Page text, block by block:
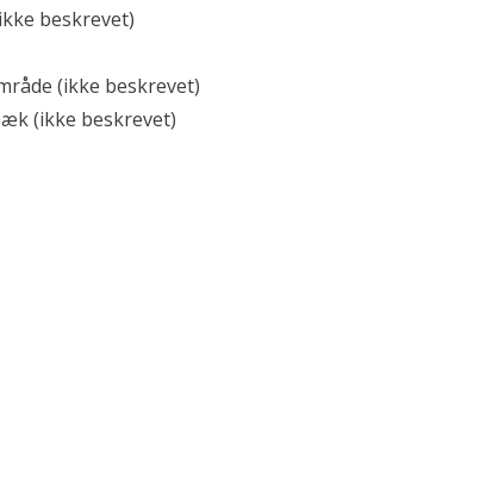
beskrevet)
(ikke beskrevet)
(ikke beskrevet)